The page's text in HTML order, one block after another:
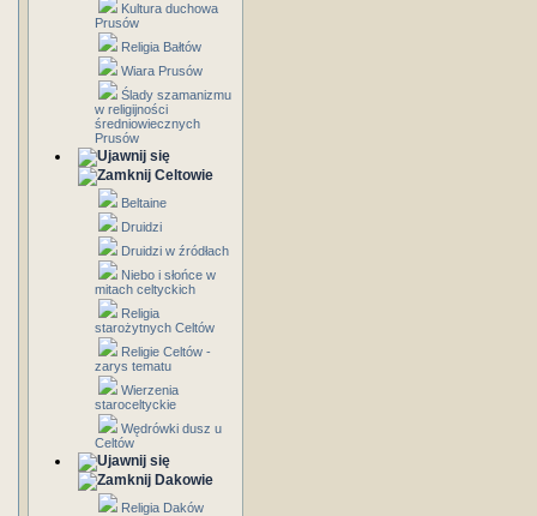
Kultura duchowa
Prusów
Religia Bałtów
Wiara Prusów
Ślady szamanizmu
w religijności
średniowiecznych
Prusów
Celtowie
Beltaine
Druidzi
Druidzi w źródłach
Niebo i słońce w
mitach celtyckich
Religia
starożytnych Celtów
Religie Celtów -
zarys tematu
Wierzenia
staroceltyckie
Wędrówki dusz u
Celtów
Dakowie
Religia Daków